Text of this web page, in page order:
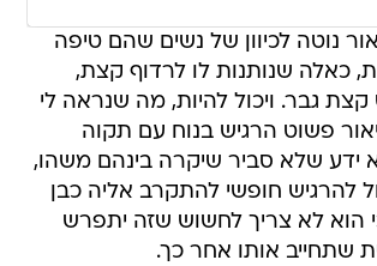
נוטה לכיוון של נשים שהם טיפה
כאלה שנותנות לו לרדוף קצת,
קצת גבר. ויכול להיות, מה שנראה לי
פשוט הרגיש בנוח עם תקוה
ידע שלא סביר שיקרה בינהם משהו,
להרגיש חופשי להתקרב אליה כבן
הוא לא צריך לחשוש שזה יתפרש
שתחייב אותו אחר כך.